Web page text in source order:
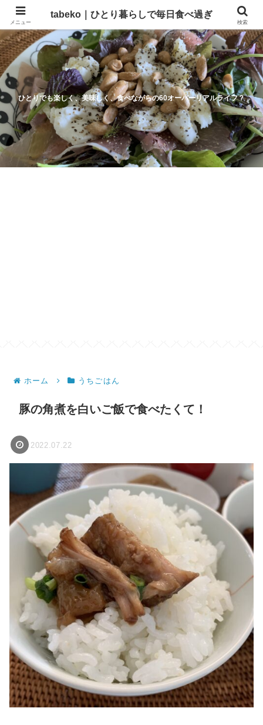
ひとりでも楽しく、美味しく、食べながらの60オーバーリアルライフ？
ホーム うちごはん
豚の角煮を白いご飯で食べたくて！
2022.07.22
メニュー
tabeko｜ひとり暮らしで毎日食べ過ぎ
検索